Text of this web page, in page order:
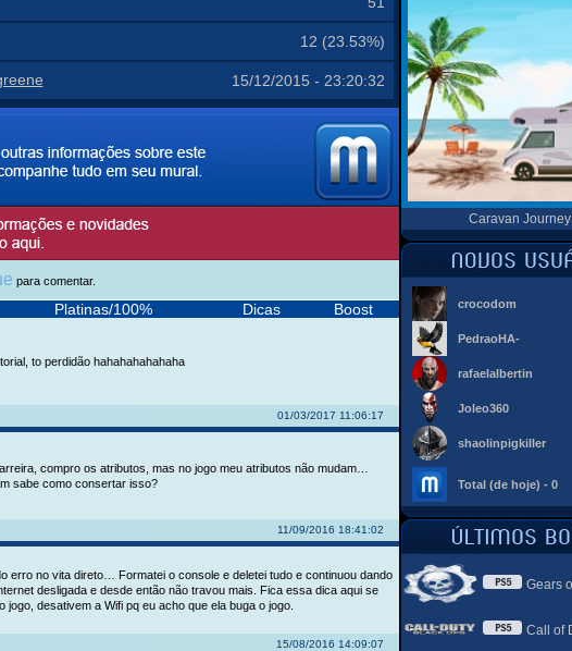
12 (23.53%)
15/12/2015 - 23:20:32
para comentar.
Platinas/100% Dicas Boost
to perdidão hahahahahahaha
01/03/2017 11:06:17
compro os atributos, mas no jogo meu atributos não mudam…
sabe como consertar isso?
11/09/2016 18:41:02
erro no vita direto… Formatei o console e deletei tudo e continuou dando
desligada e desde então não travou mais. Fica essa dica aqui se
jogo, desativem a Wifi pq eu acho que ela buga o jogo.
15/08/2016 14:09:07
Caravan
crocodom
PedraoHA-
rafaelalbertin
Joleo360
shaolinpigkiller
Total (de hoje) - 0
Gears
Call of